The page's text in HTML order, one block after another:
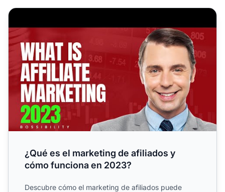
¿Qué es el marketing de afiliados y cómo funciona en
¿Qué es el marketing de afiliados y
cómo funciona en 2023?
Descubre cómo el marketing de afiliados puede